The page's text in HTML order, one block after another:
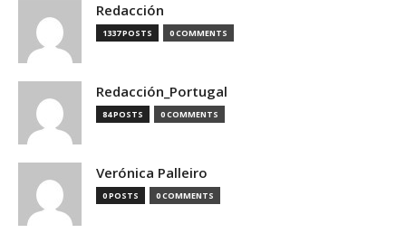
Redacción
1337 POSTS 0 COMMENTS
Redacción_Portugal
84 POSTS 0 COMMENTS
Verónica Palleiro
0 POSTS 0 COMMENTS